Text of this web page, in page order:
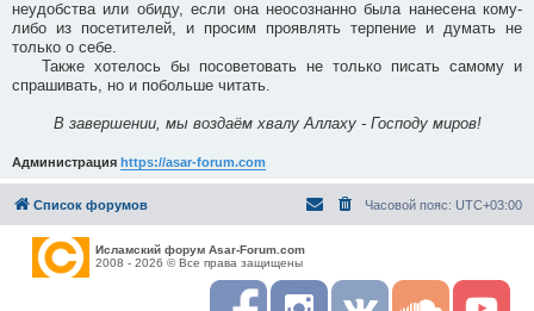
неудобства или обиду, если она неосознанно была нанесена кому-
либо из посетителей, и просим проявлять терпение и думать не
только о себе.
Также хотелось бы посоветовать не только писать самому и
спрашивать, но и побольше читать.
В завершении, мы воздаём хвалу Аллаху - Господу миров!
Администрация https://asar-forum.com
Список форумов Часовой пояс: UTC+03:00
Исламский форум Asar-Forum.com
2008 - 2026 © Все права защищены